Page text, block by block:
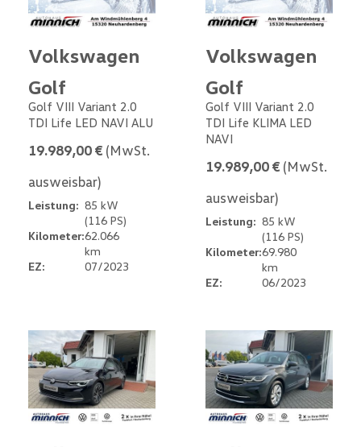
Volkswagen
Golf
Golf VIII Variant 2.0
TDI Life LED NAVI ALU
19.989,00 € (MwSt.
ausweisbar)
Leistung: 85 kW
(116 PS)
Kilometer:62.066
km
EZ:
07/2023
Volkswagen
Golf
Golf VIII Variant 2.0
TDI Life KLIMA LED
NAVI
19.989,00 € (MwSt.
ausweisbar)
Leistung: 85 kW
(116 PS)
Kilometer:69.980
km
EZ:
06/2023